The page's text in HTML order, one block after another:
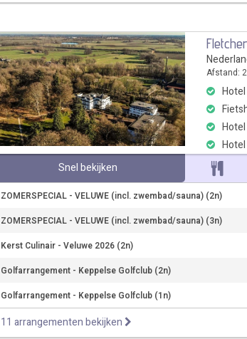
Afstand:
Snel bekijken
ZOMERSPECIAL - VELUWE (incl. zwembad/sauna) (2n)
ZOMERSPECIAL - VELUWE (incl. zwembad/sauna) (3n)
Kerst Culinair - Veluwe 2026 (2n)
Golfarrangement - Keppelse Golfclub (2n)
Golfarrangement - Keppelse Golfclub (1n)
11 arrangementen bekijken